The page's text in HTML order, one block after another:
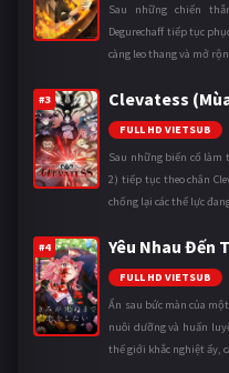
Sau những chiến
Degurechaff tiếp tục
càng leo thang và mở
#3 Clevatess
FULL HD VIETSUB
Sau những biến cố làm
2) tiếp tục theo chân
chống lại các thế lực
#4 Yêu Nhau Đến
FULL HD VIETSUB
Ẩn sau bức màn của
nuôi dưỡng và huấn
thế giới khắc nghiệt ấy,